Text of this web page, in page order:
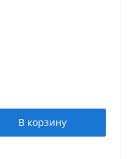
В корзину